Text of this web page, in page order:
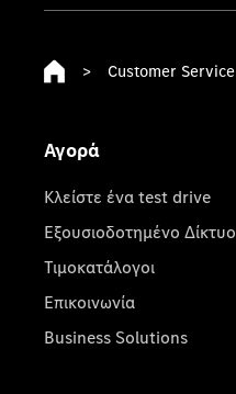
> Customer Service
Αγορά
Κλείστε ένα test drive
Εξουσιοδοτημένο Δίκτυο
Τιμοκατάλογοι
Επικοινωνία
Business Solutions